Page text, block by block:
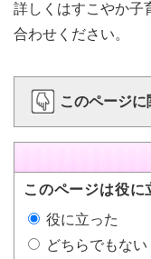
詳しくはすこやか子
合わせください。
このページに
このページは役に
役に立った
どちらでもない